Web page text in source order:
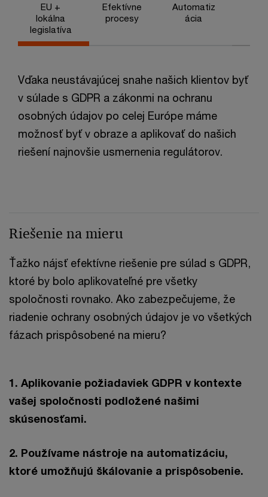
EU +
lokálna
legislatíva
Efektívne
procesy
Automatiz
ácia
Vďaka neustávajúcej snahe našich klientov byť
v súlade s GDPR a zákonmi na ochranu
osobných údajov po celej Európe máme
možnosť byť v obraze a aplikovať do našich
riešení najnovšie usmernenia regulátorov.
Riešenie na mieru
Ťažko nájsť efektívne riešenie pre súlad s GDPR,
ktoré by bolo aplikovateľné pre všetky
spoločnosti rovnako. Ako zabezpečujeme, že
riadenie ochrany osobných údajov je vo všetkých
fázach prispôsobené na mieru?
1. Aplikovanie požiadaviek GDPR v kontexte
vašej spoločnosti podložené našimi
skúsenosťami.
2. Používame nástroje na automatizáciu,
ktoré umožňujú škálovanie a prispôsobenie.